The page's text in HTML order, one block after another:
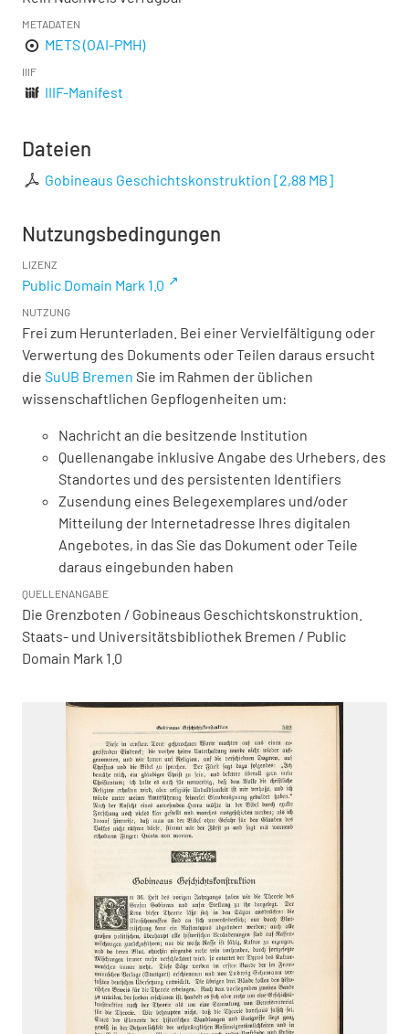
METADATEN
METS (OAI-PMH)
IIIF
IIIF-Manifest
Dateien
Gobineaus Geschichtskonstruktion [2,88 MB]
Nutzungsbedingungen
LIZENZ
Public Domain Mark 1.0
NUTZUNG
Frei zum Herunterladen. Bei einer Vervielfältigung oder
Verwertung des Dokuments oder Teilen daraus ersucht
die SuUB Bremen Sie im Rahmen der üblichen
wissenschaftlichen Gepflogenheiten um:
Nachricht an die besitzende Institution
Quellenangabe inklusive Angabe des Urhebers, des
Standortes und des persistenten Identifiers
Zusendung eines Belegexemplares und/oder
Mitteilung der Internetadresse Ihres digitalen
Angebotes, in das Sie das Dokument oder Teile
daraus eingebunden haben
QUELLENANGABE
Die Grenzboten / Gobineaus Geschichtskonstruktion.
Staats- und Universitätsbibliothek Bremen / Public
Domain Mark 1.0